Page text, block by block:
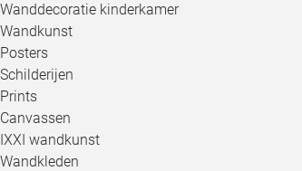
Wanddecoratie kinderkamer
Wandkunst
Posters
Schilderijen
Prints
Canvassen
IXXI wandkunst
Wandkleden